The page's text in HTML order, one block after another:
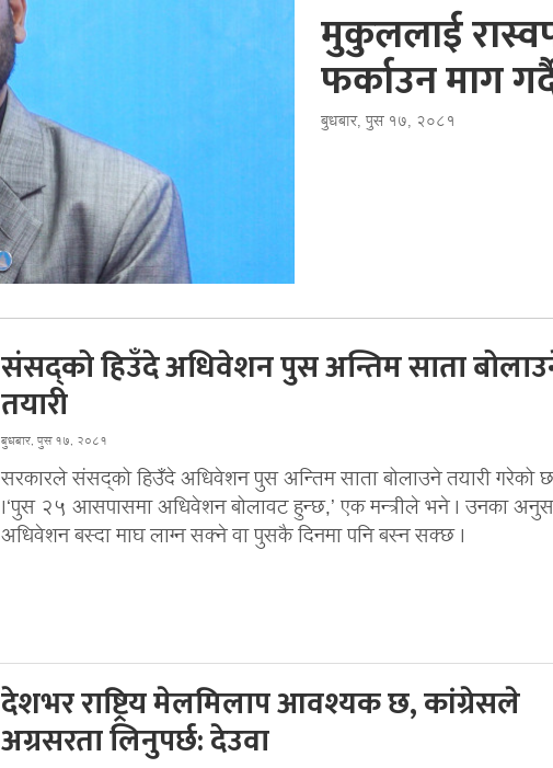
मुकुललाई
फर्काउन माग
बुधबार, पुस १७, २०८१
संसद्को हिउँदे अधिवेशन पुस अन्तिम साता
तयारी
बुधबार, पुस १७, २०८१
सरकारले संसद्को हिउँदे अधिवेशन पुस अन्तिम साता बोलाउने तयारी गरेको छ
।‘पुस २५ आसपासमा अधिवेशन बोलावट हुन्छ,’ एक मन्त्रीले भने । उनका
अधिवेशन बस्दा माघ लाग्न सक्ने वा पुसकै दिनमा पनि बस्न सक्छ ।
देशभर राष्ट्रिय मेलमिलाप आवश्यक छ, कांग्रेसले
अग्रसरता लिनुपर्छ: देउवा